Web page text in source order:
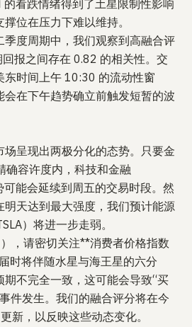
的看跌情绪得到了土星限制性影响
位在压力下难以维持。
度周期中，我们观察到高融合评
报之间存在 0.82 的相关性。交
东时间上午 10:30 的流动性窗
会在下午趋势确立前触发短暂的波
场呈现出两极分化的态势。只要金
确容许度内，科技和金融
可能会延续到周五的交易时段。然
明天达到最大强度，我们预计能源
）将进一步走弱。
，请密切关注**消费者价格指数
时将伴随水星与海王星的六分
不完全一致，这可能会导致“买
件发生。我们的融合评分将在今
新，以反映这些动态变化。